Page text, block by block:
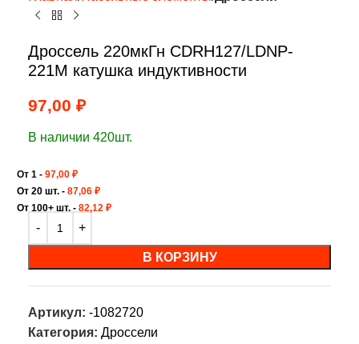
Дроссель 220мкГн CDRH127/LDNP-
221M катушка индуктивности
97,00 ₽
В наличии 420шт.
От 1 - 97,00 ₽
От 20 шт. - 87,06 ₽
От 100+ шт. - 82,12 ₽
В КОРЗИНУ
Артикул: -1082720
Категория: Дроссели